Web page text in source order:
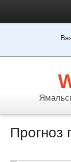
Прогноз